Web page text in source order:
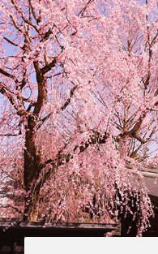
여행을 계획
여행자에게
아키타의 발
할 거리
개인 정보 보호 정책